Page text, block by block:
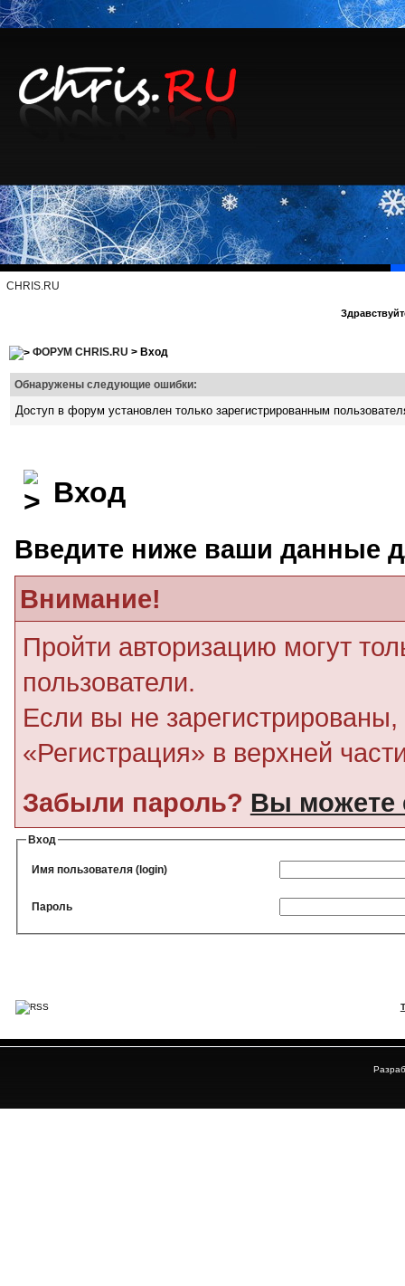
CHRIS.RU
ФОРУМ CHRIS.RU > Вход
Обнаружены следующие ошибки:
Доступ в форум установлен только зарегистрированным
Вход
Введите ниже ваши данные
Внимание!
Пройти авторизацию могут
пользователи.
Если вы не
«Регистрация» в верхней
Забыли пароль? Вы можете
Вход
Имя пользователя (login)
Пароль